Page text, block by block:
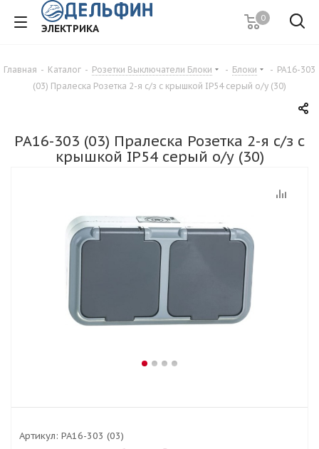
ЭЛЕКТРИКА
0
Главная - Каталог - Розетки Выключатели Блоки - Блоки - РА16-303
(03) Пралеска Розетка 2-я с/з с крышкой IP54 серый о/у (30)
РА16-303 (03) Пралеска Розетка 2-я с/з с
крышкой IP54 серый о/у (30)
Артикул: РА16-303 (03)